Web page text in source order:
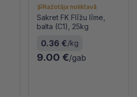
Ražotāja noliktavā
Sakret FK Flīžu līme,
balta (C1), 25kg
0.36 €/kg
9.00 €/gab